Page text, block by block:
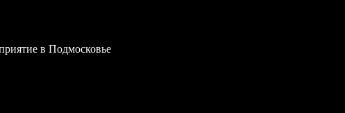
в Подмосковье